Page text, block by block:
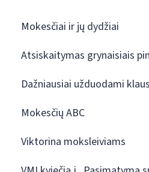
Mokesčiai ir jų dydžiai
Atsiskaitymas grynaisiais
Dažniausiai užduodami
Mokesčių ABC
Viktorina moksleiviams